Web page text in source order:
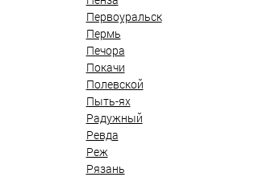
Первоуральск
Пермь
Печора
Покачи
Полевской
Пыть-ях
Радужный
Ревда
Реж
Рязань